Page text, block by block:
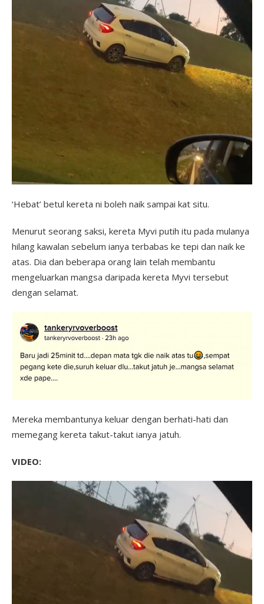
‘Hebat’ betul kereta ni boleh naik sampai kat situ.
Menurut seorang saksi, kereta Myvi putih itu pada mulanya
hilang kawalan sebelum ianya terbabas ke tepi dan naik ke
atas. Dia dan beberapa orang lain telah membantu
mengeluarkan mangsa daripada kereta Myvi tersebut
dengan selamat.
Mereka membantunya keluar dengan berhati-hati dan
memegang kereta takut-takut ianya jatuh.
VIDEO: